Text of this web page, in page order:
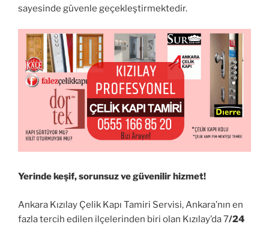
sayesinde güvenle geçekleştirmektedir.
Yerinde keşif, sorunsuz ve güvenilir hizmet!
Ankara Kızılay Çelik Kapı Tamiri Servisi, Ankara’nın en
fazla tercih edilen ilçelerinden biri olan Kızılay’da 7/24